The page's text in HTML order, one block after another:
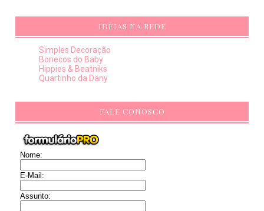
IDEIAS NA REDE
Simples Decoração
Bonecos do Baby
Hippies & Beatniks
Quartinho da Dany
FALE CONOSCO
Nome:
E-Mail:
Assunto: